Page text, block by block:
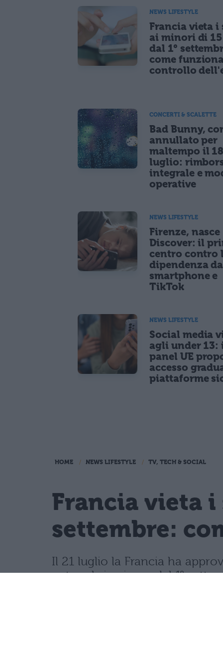
NEWS LIFESTYLE
Francia vieta i
ai minori di
dal 1°
come
controllo
CONCERTI & SCALETTE
Bad Bunny,
annullato per
maltempo il 18
luglio:
integrale e
operative
NEWS LIFESTYLE
Firenze, nasce
Discover: il
centro contro
dipendenza da
smartphone e
TikTok
NEWS LIFESTYLE
Social media
agli under 13:
panel UE
accesso
piattaforme
HOME NEWS LIFESTYLE TV, TECH & SOCIAL
Francia vieta
settembre:
Il 21 luglio la Francia ha
network, in vigore dal 1°